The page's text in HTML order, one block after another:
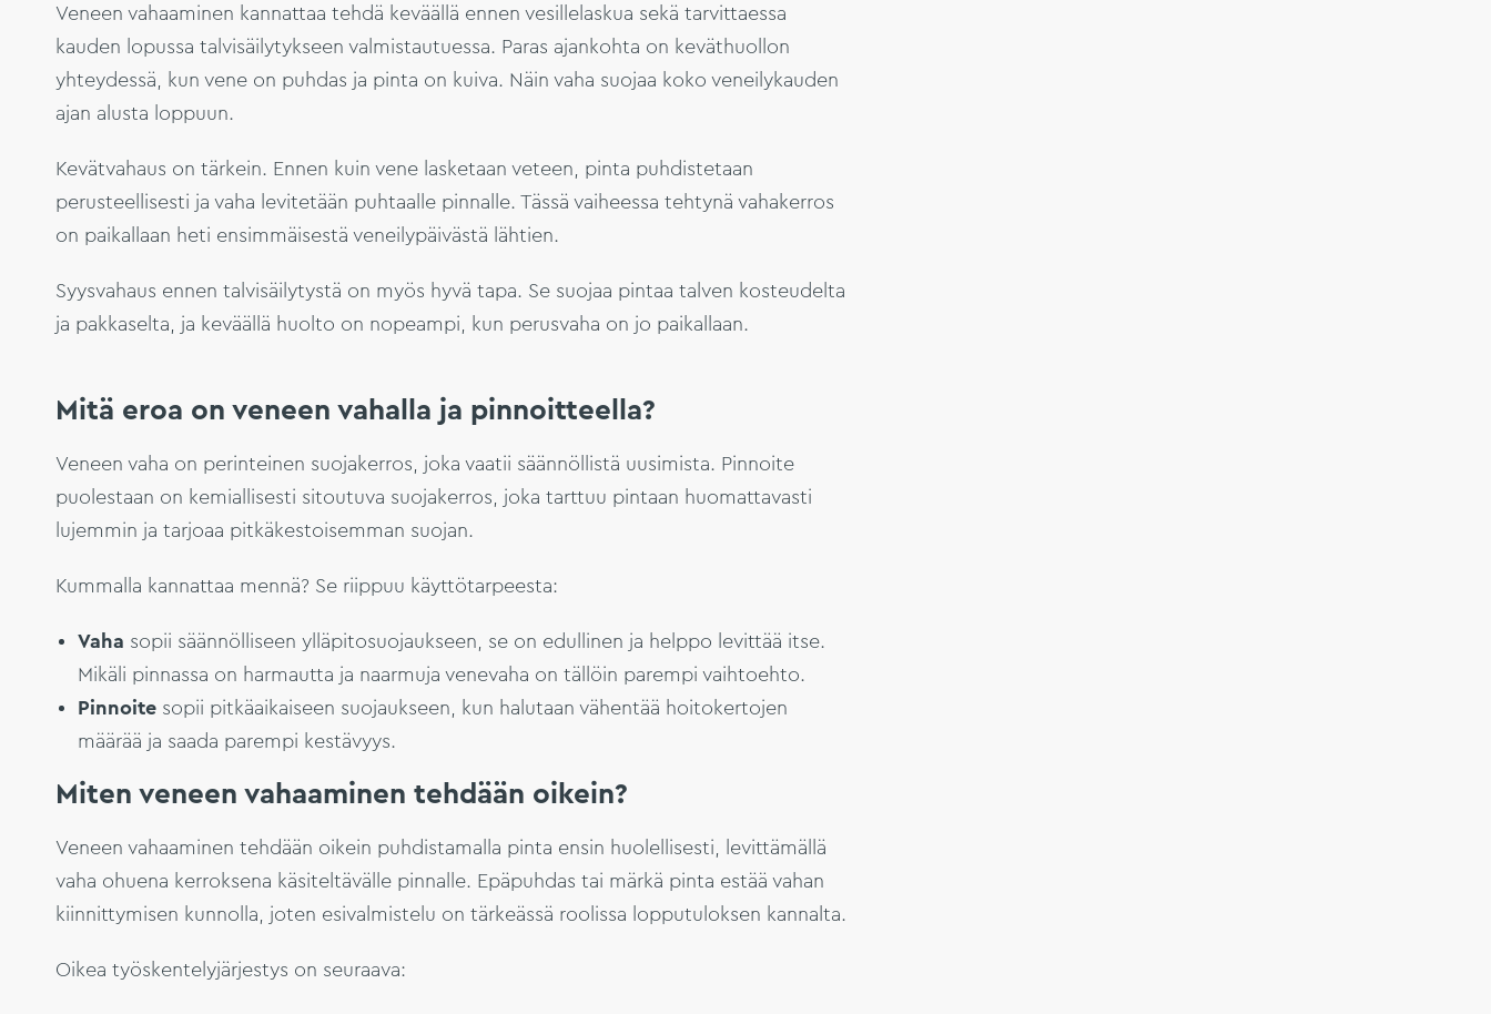
Veneen vahaaminen kannattaa tehdä keväällä ennen vesillelaskua sekä tarvittaessa
kauden lopussa talvisäilytykseen valmistautuessa. Paras ajankohta on keväthuollon
yhteydessä, kun vene on puhdas ja pinta on kuiva. Näin vaha suojaa koko veneilykauden
ajan alusta loppuun.
Kevätvahaus on tärkein. Ennen kuin vene lasketaan veteen, pinta puhdistetaan
perusteellisesti ja vaha levitetään puhtaalle pinnalle. Tässä vaiheessa tehtynä vahakerros
on paikallaan heti ensimmäisestä veneilypäivästä lähtien.
Syysvahaus ennen talvisäilytystä on myös hyvä tapa. Se suojaa pintaa talven kosteudelta
ja pakkaselta, ja keväällä huolto on nopeampi, kun perusvaha on jo paikallaan.
Mitä eroa on veneen vahalla ja pinnoitteella?
Veneen vaha on perinteinen suojakerros, joka vaatii säännöllistä uusimista. Pinnoite
puolestaan on kemiallisesti sitoutuva suojakerros, joka tarttuu pintaan huomattavasti
lujemmin ja tarjoaa pitkäkestoisemman suojan.
Kummalla kannattaa mennä? Se riippuu käyttötarpeesta:
Vaha sopii säännölliseen ylläpitosuojaukseen, se on edullinen ja helppo levittää itse.
Mikäli pinnassa on harmautta ja naarmuja venevaha on tällöin parempi vaihtoehto.
Pinnoite sopii pitkäaikaiseen suojaukseen, kun halutaan vähentää hoitokertojen
määrää ja saada parempi kestävyys.
Miten veneen vahaaminen tehdään oikein?
Veneen vahaaminen tehdään oikein puhdistamalla pinta ensin huolellisesti, levittämällä
vaha ohuena kerroksena käsiteltävälle pinnalle. Epäpuhdas tai märkä pinta estää vahan
kiinnittymisen kunnolla, joten esivalmistelu on tärkeässä roolissa lopputuloksen kannalta.
Oikea työskentelyjärjestys on seuraava: